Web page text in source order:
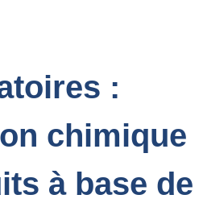
:
chimique
à base de